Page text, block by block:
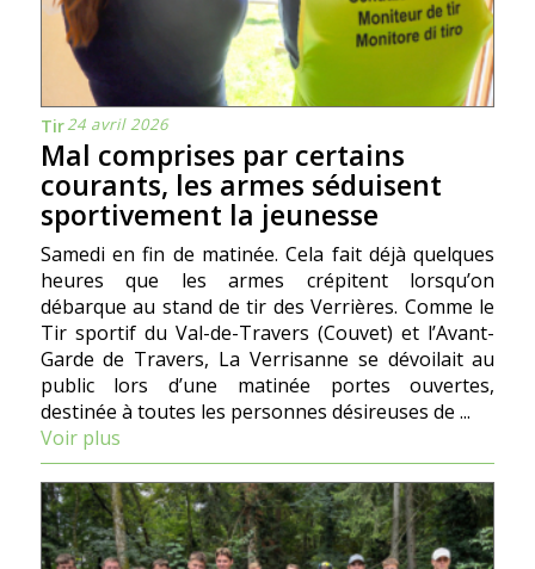
Tir24 avril 2026
Mal comprises par certains
courants, les armes séduisent
sportivement la jeunesse
Samedi en fin de matinée. Cela fait déjà quelques
heures que les armes crépitent lorsqu’on
débarque au stand de tir des Verrières. Comme le
Tir sportif du Val-de-Travers (Couvet) et l’Avant-
Garde de Travers, La Verrisanne se dévoilait au
public lors d’une matinée portes ouvertes,
destinée à toutes les personnes désireuses de ...
Voir plus